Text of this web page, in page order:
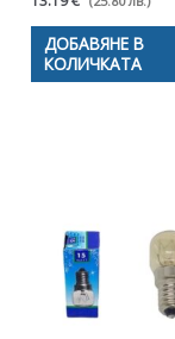
ДОБАВЯНЕ В
КОЛИЧКАТА